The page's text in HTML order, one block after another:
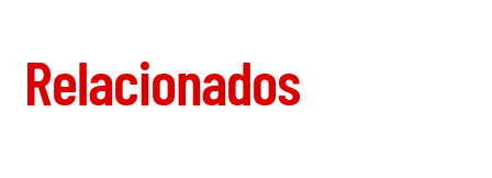
Relacionados